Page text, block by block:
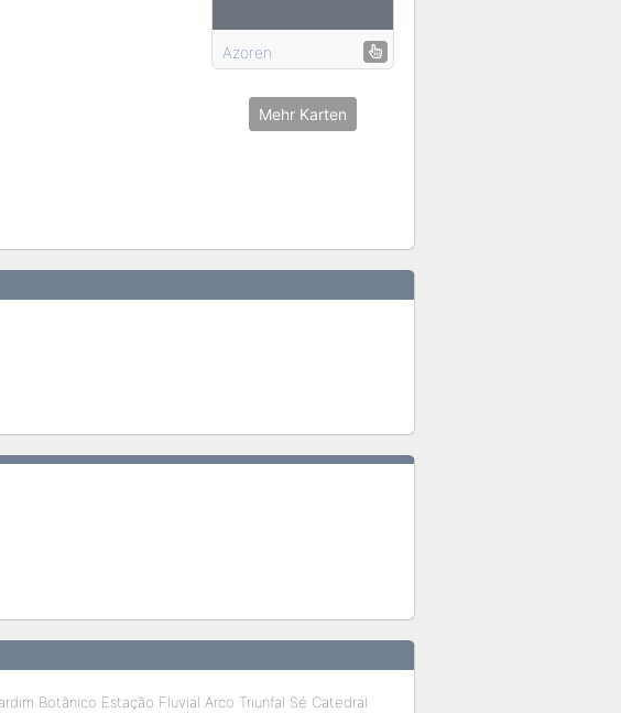
Azoren
Mehr Karten
Botânico Estação Fluvial Arco Triunfal Sé Catedral